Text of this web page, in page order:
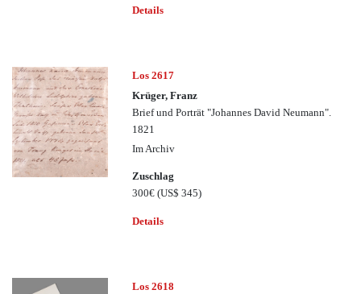
Details
Los 2617
Krüger, Franz
Brief und Porträt "Johannes David Neumann".
1821
Im Archiv
Zuschlag
300€(US$ 345)
Details
Los 2618